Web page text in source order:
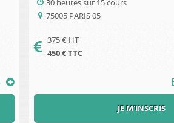
30 heuressur 15 cours
75005 PARIS 05
375€ HT
450€ TTC
JE M'INSCRIS